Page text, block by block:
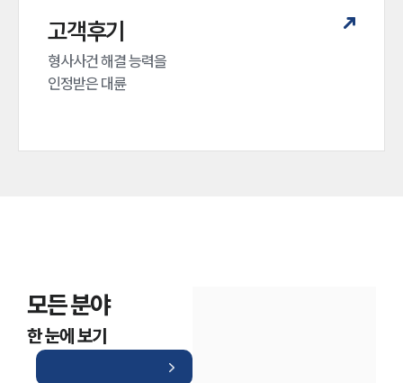
고객후기
형사사건 해결 능력을
인정받은 대륜
모든 분야
한 눈에 보기